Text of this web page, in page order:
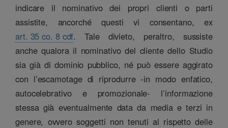
indicare il nominativo dei propri clienti o parti
assistite, ancorché questi vi consentano, ex
art. 35 co. 8 cdf. Tale divieto, peraltro, sussiste
anche qualora il nominativo del cliente dello Studio
sia già di dominio pubblico, né può essere aggirato
con l’escamotage di riprodurre -in modo enfatico,
autocelebrativo e promozionale- l’informazione
stessa già eventualmente data da media e terzi in
genere, ovvero soggetti non tenuti al rispetto delle